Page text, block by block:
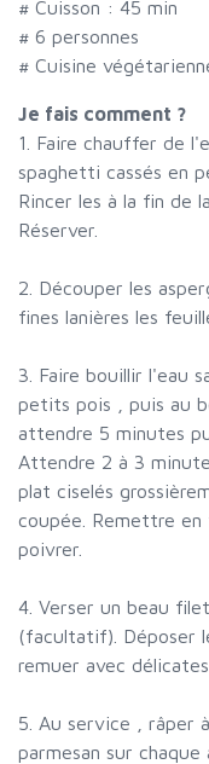
# Cuisson : 45 min
# 6 personnes
# Cuisine
Je fais comment ?
1. Faire chauffer de
spaghetti cassés en
Rincer les à la fin de
Réserver.
2. Découper les
fines lanières les
3. Faire bouillir l'eau
petits pois , puis au
attendre 5 minutes
Attendre 2 à 3
plat ciselés
coupée. Remettre
poivrer.
4. Verser un beau
(facultatif). Déposer
remuer avec
5. Au service , râper
parmesan sur chaque